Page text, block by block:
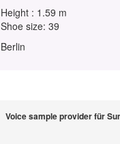
Height : 1.59 m
Shoe size: 39
Berlin
Voice sample provider für